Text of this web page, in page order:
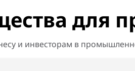
для
и инвесторам в